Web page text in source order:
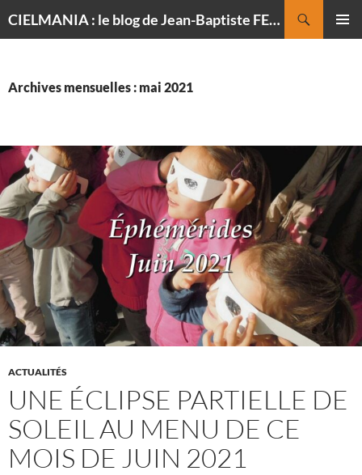
CIELMANIA : le blog de Jean-Baptiste FELDMANN, photographe du ciel
Archives mensuelles : mai 2021
ACTUALITÉS
UNE ÉCLIPSE PARTIELLE DE
SOLEIL AU MENU DE CE
MOIS DE JUIN 2021